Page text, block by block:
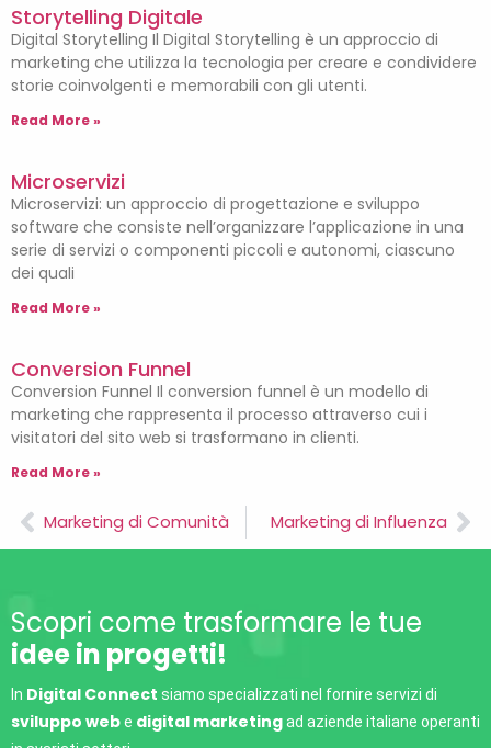
Storytelling Digitale
Digital Storytelling Il Digital Storytelling è un approccio di
marketing che utilizza la tecnologia per creare e condividere
storie coinvolgenti e memorabili con gli utenti.
Read More »
Microservizi
Microservizi: un approccio di progettazione e sviluppo
software che consiste nell’organizzare l’applicazione in una
serie di servizi o componenti piccoli e autonomi, ciascuno
dei quali
Read More »
Conversion Funnel
Conversion Funnel Il conversion funnel è un modello di
marketing che rappresenta il processo attraverso cui i
visitatori del sito web si trasformano in clienti.
Read More »
Marketing di Comunità Marketing di Influenza
Scopri come trasformare le tue
idee in progetti!
In Digital Connect siamo specializzati nel fornire servizi di
sviluppo webe digital marketingad aziende italiane operanti